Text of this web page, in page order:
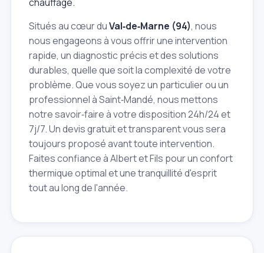
Situés au cœur duVal‑de‑Marne (94), nous
nous engageons à vous offrir une intervention
rapide, un diagnostic précis et des solutions
durables, quelle que soit la complexité de votre
problème. Que vous soyez un particulier ou un
professionnel à Saint‑Mandé, nous mettons
notre savoir‑faire à votre disposition 24h/24 et
7j/7. Un devis gratuit et transparent vous sera
toujours proposé avant toute intervention.
Faites confiance à Albert et Fils pour un confort
thermique optimal et une tranquillité d'esprit
tout au long de l'année.